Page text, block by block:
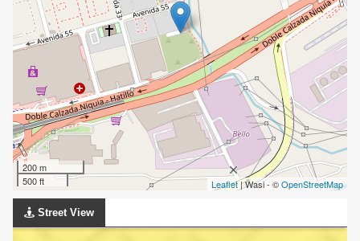
200 m
500 ft
Leaflet| Wasi - ©OpenStreetMap
Street View